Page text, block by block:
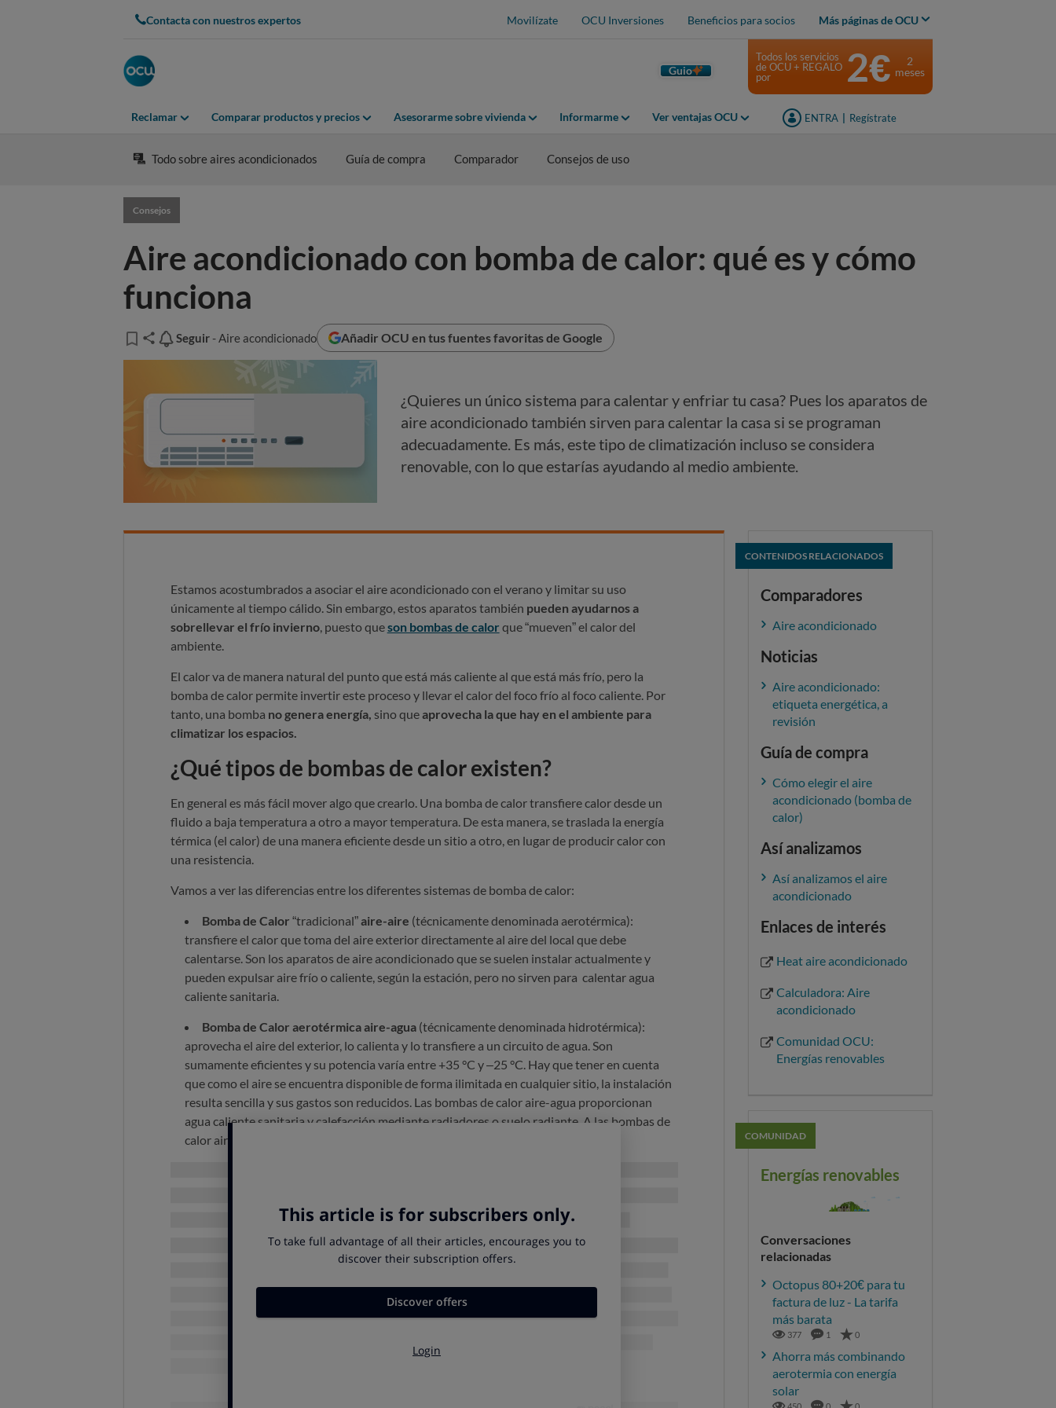
Contacta con nuestros expertos Movilízate OCU Inversiones Beneficios para socios Más páginas de OCU
Guio
Reclamar Comparar productos y precios Asesorarme sobre vivienda Informarme Ver ventajas OCU ENTRA Regístrate
Todos los servicios
de OCU + REGALO
por
2€
2
meses
Todo sobre aires acondicionados Guía de compra Comparador Consejos de uso
Consejos
Aire acondicionado con bomba de calor: qué es y cómo
funciona
Seguir
Seguir - Aire acondicionado Añadir OCU en tus fuentes favoritas de Google
¿Quieres un único sistema para calentar y enfriar tu casa? Pues los aparatos de
aire acondicionado también sirven para calentar la casa si se programan
adecuadamente. Es más, este tipo de climatización incluso se considera
renovable, con lo que estarías ayudando al medio ambiente.
Estamos acostumbrados a asociar el aire acondicionado con el verano y limitar su uso
únicamente al tiempo cálido. Sin embargo, estos aparatos también pueden ayudarnos a
sobrellevar el frío invierno, puesto queson bombas de calor que “mueven” el calor del
ambiente.
El calor va de manera natural del punto que está más caliente al que está más frío, pero la
bomba de calor permite invertir este proceso y llevar el calor del foco frío al foco caliente. Por
tanto, una bomba no genera energía, sino queaprovecha la que hay en el ambiente para
climatizar los espacios.
¿Qué tipos de bombas de calor existen?
En general es más fácil mover algo que crearlo. Una bomba de calor transfiere calor desde un
fluido a baja temperatura a otro a mayor temperatura. De esta manera, se traslada la energía
térmica (el calor) de una manera eficiente desde un sitio a otro, en lugar de producir calor con
una resistencia.
Vamos a ver las diferencias entre los diferentes sistemas de bomba de calor:
Bomba de Calor “tradicional”aire-aire (técnicamente denominada aerotérmica):
transfiere el calor que toma del aire exterior directamente al aire del local que debe
calentarse. Son los aparatos de aire acondicionado que se suelen instalar actualmente y
pueden expulsar aire frío o caliente, según la estación, pero no sirven para calentar agua
caliente sanitaria.
Bomba de Calor aerotérmica aire-agua(técnicamente denominada hidrotérmica):
aprovecha el aire del exterior, lo calienta y lo transfiere a un circuito de agua. Son
sumamente eficientes y su potencia varía entre +35 °C y –25 °C. Hay que tener en cuenta
que como el aire se encuentra disponible de forma ilimitada en cualquier sitio, la instalación
resulta sencilla y sus gastos son reducidos. Las bombas de calor aire-agua proporcionan
agua caliente sanitaria y calefacción mediante radiadores o suelo radiante. A las bombas de
calor aire-agua se las conoce coloquialmente como sistemas de aerotermia.
Coge aire del exterior y
calienta el aire del interior
Coge aire del exterior y
Calefacción y Aire
Acondicionado
Calefacción, ACS y Aire
CONTENIDOS RELACIONADOS
Comparadores
Aire acondicionado
Noticias
Aire acondicionado:
etiqueta energética, a
revisión
Guía de compra
Cómo elegir el aire
acondicionado (bomba de
calor)
Así analizamos
Así analizamos el aire
acondicionado
Enlaces de interés
Heat aire acondicionado
Calculadora: Aire
acondicionado
Comunidad OCU:
Energías renovables
COMUNIDAD
Energías renovables
Conversaciones
relacionadas
Octopus 80+20€ para tu
factura de luz - La tarifa
más barata
377 1 0
Ahorra más combinando
aerotermia con energía
solar